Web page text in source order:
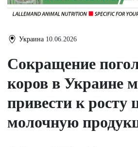
Украина 10.06.2026
Сокращение
коров в Украине
привести к росту
молочную